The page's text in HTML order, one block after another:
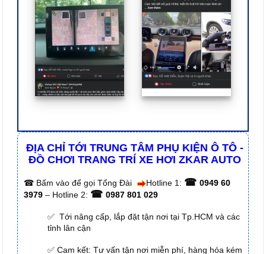
ĐỊA CHỈ TỚI TRUNG TÂM PHỤ KIỆN Ô TÔ -
ĐỒ CHƠI TRANG TRÍ XE HƠI ZKAR AUTO
☎ Bấm vào để gọi Tổng Đài Hotline 1: ☎ 0949 60
3979 – Hotline 2: ☎ 0987 801 029
✅ Tới nâng cấp, lắp đặt tận nơi tại Tp.HCM và các
tỉnh lân cận
✅ Cam kết: Tư vấn tận nơi miễn phí, hàng hóa kém